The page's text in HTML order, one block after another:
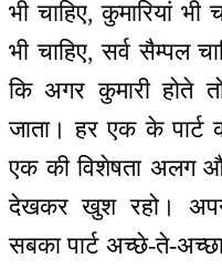
भी चाहिए, कुमारियां
भी चाहिए, सर्व सैम्पल
कि अगर कुमारी होते
जाता। हर एक के पार्ट
एक की विशेषता अलग
देखकर खुश रहो।
सबका पार्ट अच्छे-ते-